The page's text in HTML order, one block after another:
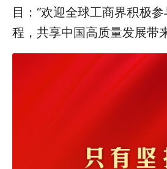
目：“欢迎全球工商界积极
程，共享中国高质量发展带